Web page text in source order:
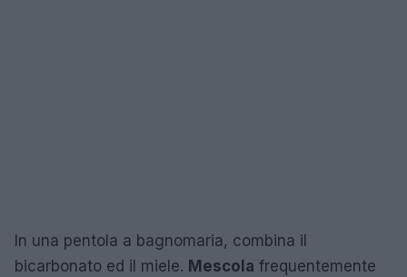
In una pentola a bagnomaria, combina il
bicarbonato ed il miele. Mescola frequentemente